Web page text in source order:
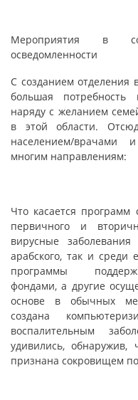
Мероприятия в
осведомленности
С созданием отделения
большая потребность
наряду с желанием
в этой области.
населением/врачами
многим направлениям:
Что касается
первичного и
вирусные
арабского, так и среди
программы
фондами, а другие
основе в обычных
создана
воспалительным
удивились,
признана сокровищем